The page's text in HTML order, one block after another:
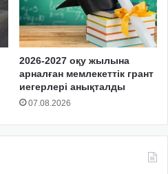
2026-2027 оқу жылына
арналған мемлекеттік грант
иегерлері анықталды
07.08.2026